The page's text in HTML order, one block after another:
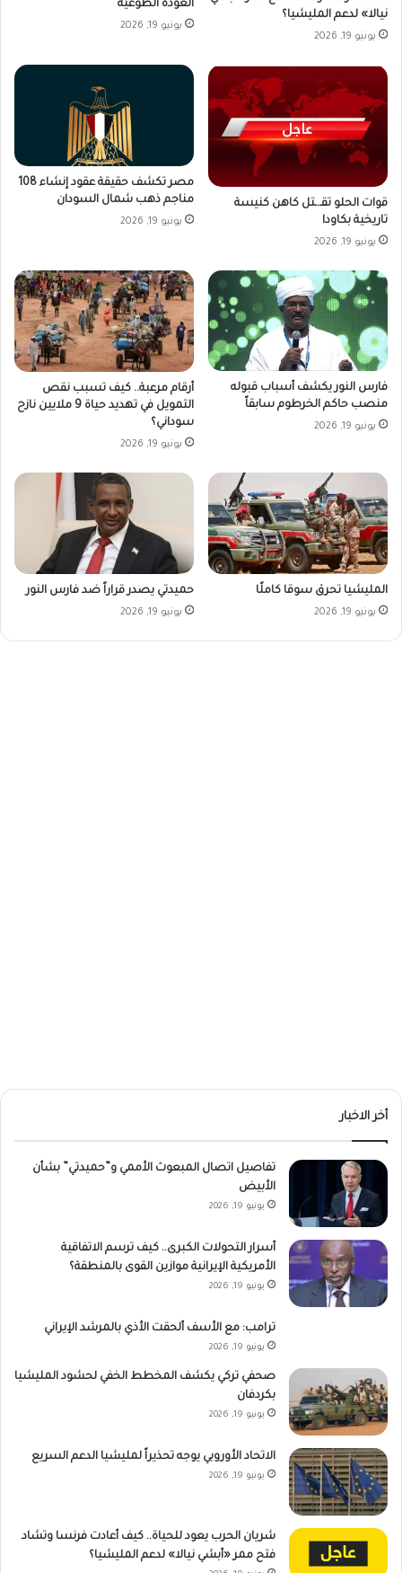
نيالا» لدعم المليشيا؟
يونيو 19, 2026
العودة الطوعية
يونيو 19, 2026
قوات الحلو تقـ.ـتل كاهن كنيسة
تاريخية بكاودا
يونيو 19, 2026
مصر تكشف حقيقة عقود إنشاء 108
مناجم ذهب شمال السودان
يونيو 19, 2026
فارس النور يكشف أسباب قبوله
منصب حاكم الخرطوم سابقاً
يونيو 19, 2026
أرقام مرعبة.. كيف تسبب نقص
التمويل في تهديد حياة 9 ملايين نازح
سوداني؟
يونيو 19, 2026
المليشيا تحرق سوقا كاملًا
يونيو 19, 2026
حميدتي يصدر قراراً ضد فارس النور
يونيو 19, 2026
أخر الاخبار
تفاصيل اتصال المبعوث الأممي و”حميدتي” بشأن
الأبيض
يونيو 19, 2026
أسرار التحولات الكبرى.. كيف ترسم الاتفاقية
الأمريكية الإيرانية موازين القوى بالمنطقة؟
يونيو 19, 2026
ترامب: مع الأسف ألحقت الأذي بالمرشد الإيراني
يونيو 19, 2026
صحفي تركي يكشف المخطط الخفي لحشود المليشيا
بكردفان
يونيو 19, 2026
الاتحاد الأوروبي يوجه تحذيراً لمليشيا الدعم السريع
يونيو 19, 2026
شريان الحرب يعود للحياة.. كيف أعادت فرنسا وتشاد
فتح ممر «أبشي نيالا» لدعم المليشيا؟